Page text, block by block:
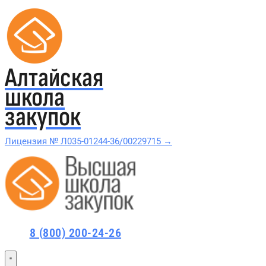
Алтайская
школа
закупок
Лицензия № Л035-01244-36/00229715 →
Проверить в реестре Рособрнадзора →
Курсы по 44-ФЗ
8 (800) 200-24-26